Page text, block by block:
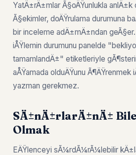
YatÄ±rÄ±mlar Ã§oÄŸunlukla anlÄ±k
Ã§ekimler, doÄŸrulama durumuna
bir inceleme adÄ±mÄ±ndan
iÅŸlemin durumunu panelde
tamamlandÄ±" etiketleriyle
aÅŸamada olduÄŸunu
yazman gerekmez.
SÄ±nÄ±rlarÄ±nÄ±
Olmak
EÄŸlenceyi sÃ¼rdÃ¼rÃ¼lebilir